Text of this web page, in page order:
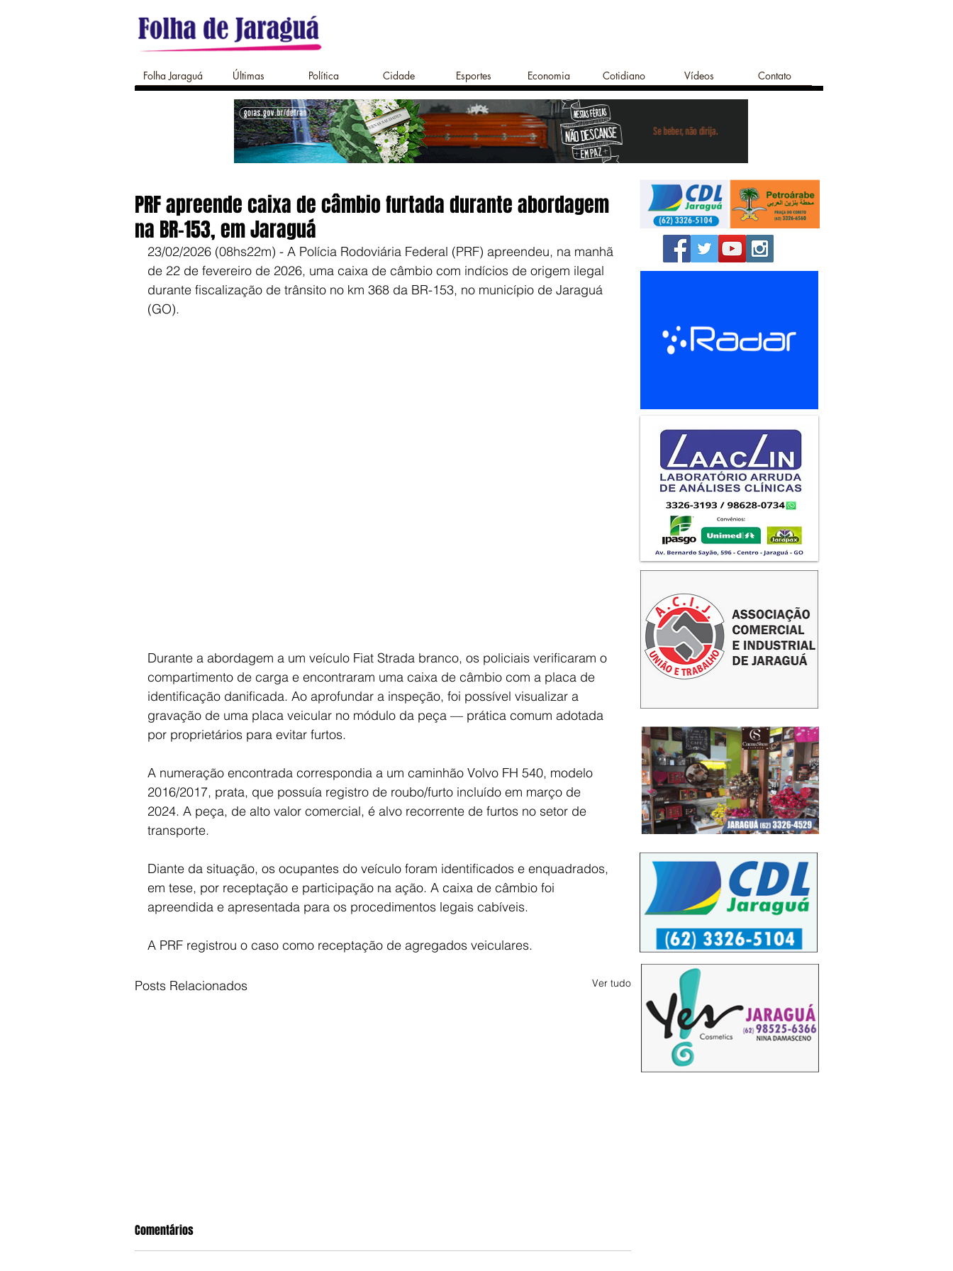
Folha Jaraguá Últimas Política Cidade Esportes Economia Cotidiano Vídeos Contato
PRF apreende caixa de câmbio furtada durante abordagem
na BR-153, em Jaraguá
23/02/2026 (08hs22m) - A Polícia Rodoviária Federal (PRF) apreendeu, na manhã
de 22 de fevereiro de 2026, uma caixa de câmbio com indícios de origem ilegal
durante fiscalização de trânsito no km 368 da BR-153, no município de Jaraguá
(GO).
Durante a abordagem a um veículo Fiat Strada branco, os policiais verificaram o
compartimento de carga e encontraram uma caixa de câmbio com a placa de
identificação danificada. Ao aprofundar a inspeção, foi possível visualizar a
gravação de uma placa veicular no módulo da peça — prática comum adotada
por proprietários para evitar furtos.
A numeração encontrada correspondia a um caminhão Volvo FH 540, modelo
2016/2017, prata, que possuía registro de roubo/furto incluído em março de
2024. A peça, de alto valor comercial, é alvo recorrente de furtos no setor de
transporte.
Diante da situação, os ocupantes do veículo foram identificados e enquadrados,
em tese, por receptação e participação na ação. A caixa de câmbio foi
apreendida e apresentada para os procedimentos legais cabíveis.
A PRF registrou o caso como receptação de agregados veiculares.
Posts Relacionados Ver tudo
Comentários